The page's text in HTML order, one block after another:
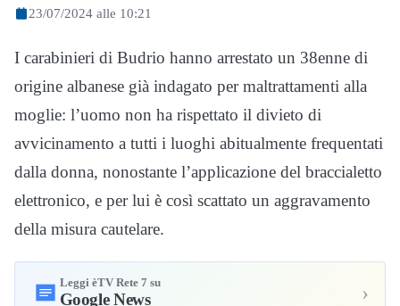
23/07/2024 alle 10:21
I carabinieri di Budrio hanno arrestato un 38enne di
origine albanese già indagato per maltrattamenti alla
moglie: l’uomo non ha rispettato il divieto di
avvicinamento a tutti i luoghi abitualmente frequentati
dalla donna, nonostante l’applicazione del braccialetto
elettronico, e per lui è così scattato un aggravamento
della misura cautelare.
Leggi èTV Rete 7 su
Google News ›